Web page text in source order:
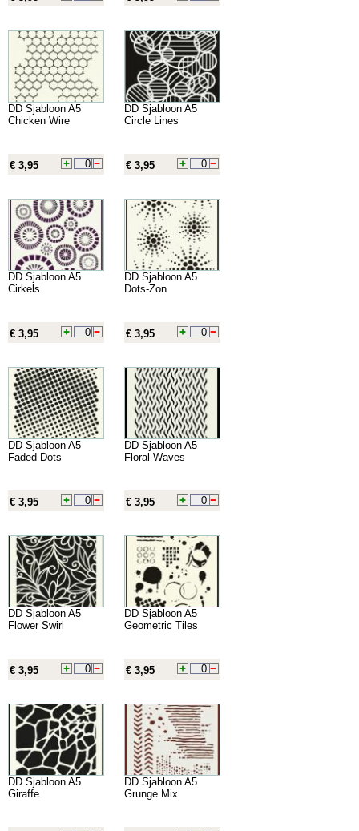
DD Sjabloon A5
Chicken Wire
€ 3,95
DD Sjabloon A5
Circle Lines
€ 3,95
DD Sjabloon A5
Cirkels
€ 3,95
DD Sjabloon A5
Dots-Zon
€ 3,95
DD Sjabloon A5
Faded Dots
€ 3,95
DD Sjabloon A5
Floral Waves
€ 3,95
DD Sjabloon A5
Flower Swirl
€ 3,95
DD Sjabloon A5
Geometric Tiles
€ 3,95
DD Sjabloon A5
Giraffe
DD Sjabloon A5
Grunge Mix